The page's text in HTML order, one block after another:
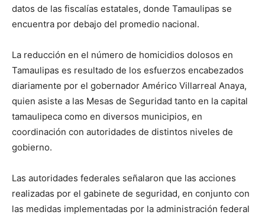
datos de las fiscalías estatales, donde Tamaulipas se
encuentra por debajo del promedio nacional.
La reducción en el número de homicidios dolosos en
Tamaulipas es resultado de los esfuerzos encabezados
diariamente por el gobernador Américo Villarreal Anaya,
quien asiste a las Mesas de Seguridad tanto en la capital
tamaulipeca como en diversos municipios, en
coordinación con autoridades de distintos niveles de
gobierno.
Las autoridades federales señalaron que las acciones
realizadas por el gabinete de seguridad, en conjunto con
las medidas implementadas por la administración federal